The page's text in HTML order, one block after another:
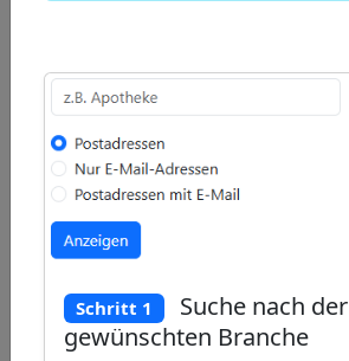
circle
Edit
layers
Delete
layers
Schritt 1
Suche nach der
gewünschten Branche